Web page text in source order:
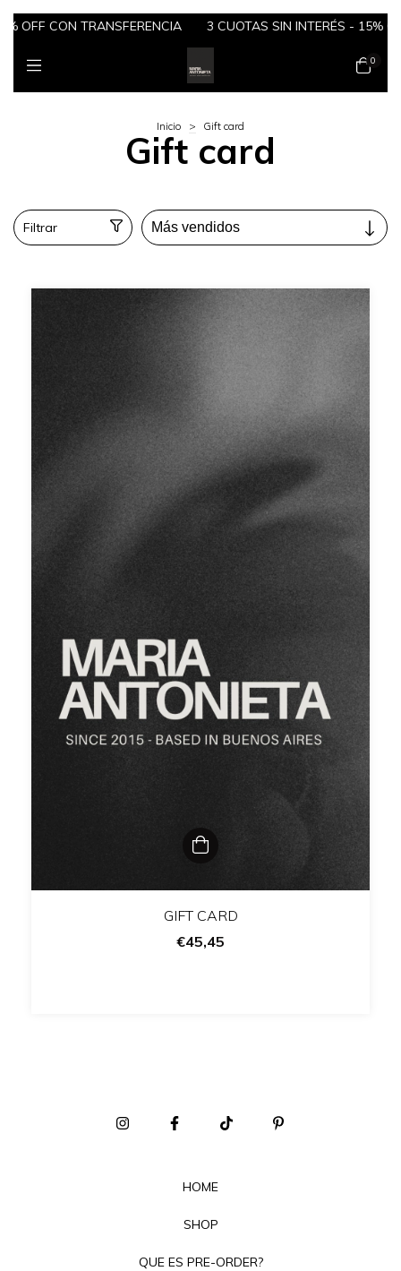
OFF CON TRANSFERENCIA 3 CUOTAS SIN INTERÉS - 15%
0
Inicio > Gift card
Gift card
Filtrar
GIFT CARD
€45,45
HOME
SHOP
QUE ES PRE-ORDER?